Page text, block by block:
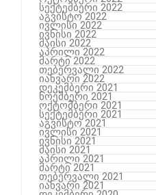
სექტემბერი 2022
აგვისტო 2022
ივლისი 2022
ივნისი 2022
მაისი 2022
აპრილი 2022
მარტი 2022
თებერვალი 2022
იანვარი 2022
დეკემბერი 2021
ნოემბერი 2021
ოქტომბერი 2021
სექტემბერი 2021
აგვისტო 2021
ივლისი 2021
ივნისი 2021
მაისი 2021
აპრილი 2021
მარტი 2021
თებერვალი 2021
იანვარი 2021